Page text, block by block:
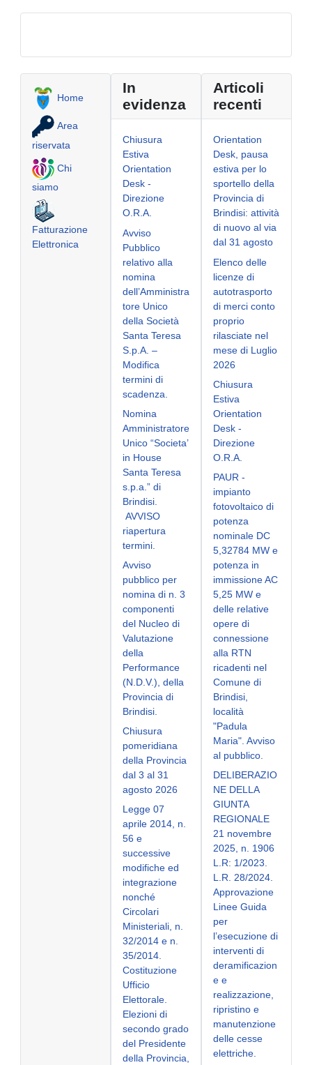
Home
Area
riservata
Chi
siamo
Fatturazione
Elettronica
In
evidenza
Chiusura
Estiva
Orientation
Desk -
Direzione
O.R.A.
Avviso
Pubblico
relativo alla
nomina
dell’Amministra
tore Unico
della Società
Santa Teresa
S.p.A. –
Modifica
termini di
scadenza.
Nomina
Amministratore
Unico “Societa’
in House
Santa Teresa
s.p.a.” di
Brindisi.
AVVISO
riapertura
termini.
Avviso
pubblico per
nomina di n. 3
componenti
del Nucleo di
Valutazione
della
Performance
(N.D.V.), della
Provincia di
Brindisi.
Chiusura
pomeridiana
della Provincia
dal 3 al 31
agosto 2026
Legge 07
aprile 2014, n.
56 e
successive
modifiche ed
integrazione
nonché
Circolari
Ministeriali, n.
32/2014 e n.
35/2014.
Costituzione
Ufficio
Elettorale.
Elezioni di
secondo grado
del Presidente
della Provincia,
Articoli
recenti
Orientation
Desk, pausa
estiva per lo
sportello della
Provincia di
Brindisi: attività
di nuovo al via
dal 31 agosto
Elenco delle
licenze di
autotrasporto
di merci conto
proprio
rilasciate nel
mese di Luglio
2026
Chiusura
Estiva
Orientation
Desk -
Direzione
O.R.A.
PAUR -
impianto
fotovoltaico di
potenza
nominale DC
5,32784 MW e
potenza in
immissione AC
5,25 MW e
delle relative
opere di
connessione
alla RTN
ricadenti nel
Comune di
Brindisi,
località
"Padula
Maria". Avviso
al pubblico.
DELIBERAZIO
NE DELLA
GIUNTA
REGIONALE
21 novembre
2025, n. 1906
L.R: 1/2023.
L.R. 28/2024.
Approvazione
Linee Guida
per
l’esecuzione di
interventi di
deramificazion
e e
realizzazione,
ripristino e
manutenzione
delle cesse
elettriche.